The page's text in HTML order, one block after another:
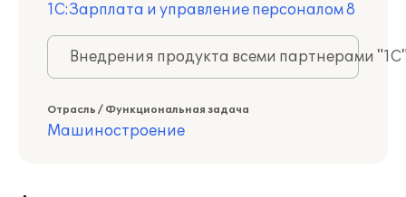
1С:Зарплата и управление персоналом 8
Внедрения продукта всеми партнерами
Отрасль / Функциональная задача
Машиностроение